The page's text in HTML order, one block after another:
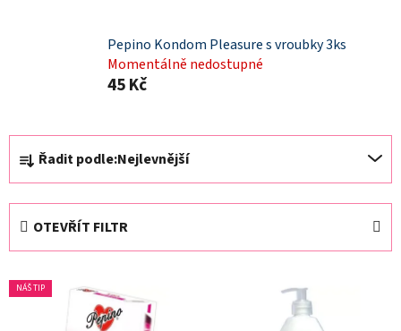
Pepino Kondom Pleasure s vroubky 3ks
Momentálně nedostupné
45 Kč
Ř
a
z
n
í
p
Řadit podle:Nejlevnější
OTEVŘÍT FILTR
V
ý
NÁŠ TIP